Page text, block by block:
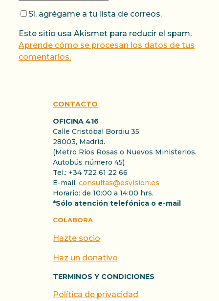
Sí, agrégame a tu lista de correos.
Este sitio usa Akismet para reducir el spam.
Aprende cómo se procesan los datos de tus
comentarios.
CONTACTO
OFICINA 416
Calle Cristóbal Bordiu 35
28003, Madrid.
(Metro Rios Rosas o Nuevos Ministerios.
Autobús número 45)
Tel.: +34 722 61 22 66
E-mail: consultas@esvision.es
Horario: de 10:00 a 14:00 hrs.
*Sólo atención telefónica o e-mail
COLABORA
Hazte socio
Haz un donativo
TERMINOS Y CONDICIONES
Política de privacidad